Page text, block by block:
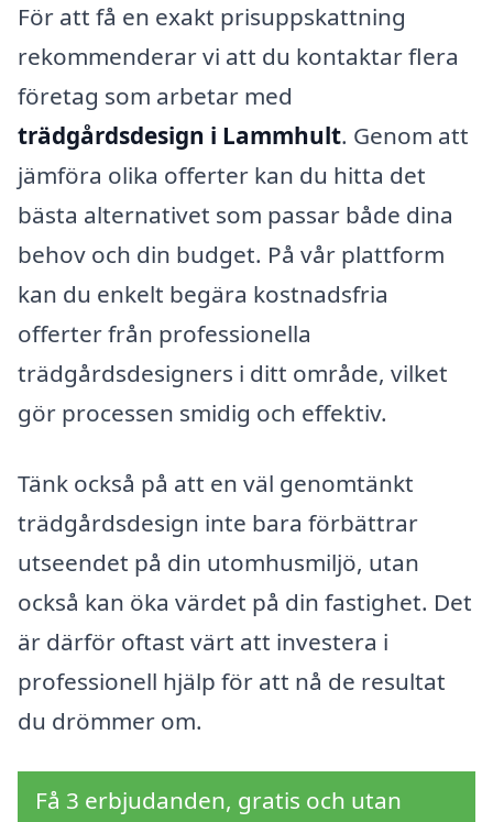
För att få en exakt prisuppskattning
rekommenderar vi att du kontaktar flera
företag som arbetar med
trädgårdsdesign i Lammhult. Genom att
jämföra olika offerter kan du hitta det
bästa alternativet som passar både dina
behov och din budget. På vår plattform
kan du enkelt begära kostnadsfria
offerter från professionella
trädgårdsdesigners i ditt område, vilket
gör processen smidig och effektiv.
Tänk också på att en väl genomtänkt
trädgårdsdesign inte bara förbättrar
utseendet på din utomhusmiljö, utan
också kan öka värdet på din fastighet. Det
är därför oftast värt att investera i
professionell hjälp för att nå de resultat
du drömmer om.
Få 3 erbjudanden, gratis och utan